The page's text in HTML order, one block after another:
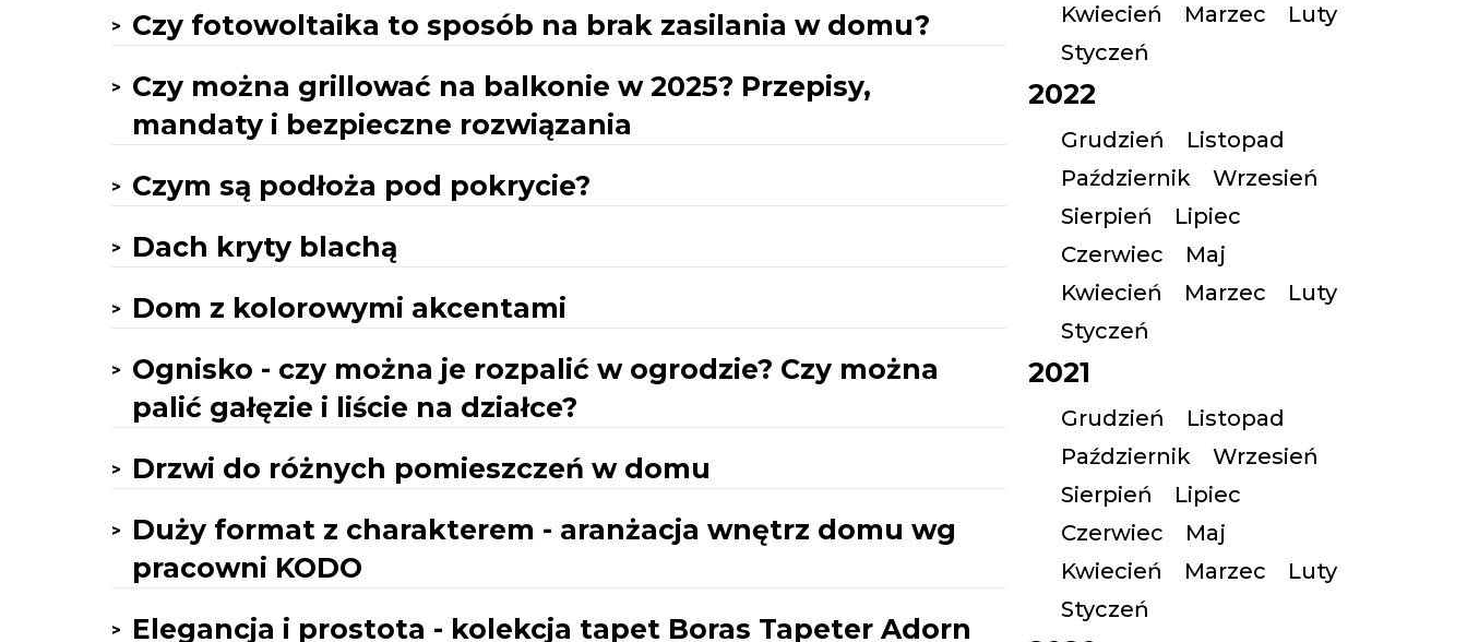
Czy fotowoltaika to sposób na brak zasilania w domu?
Czy można grillować na balkonie w 2025? Przepisy,
mandaty i bezpieczne rozwiązania
Czym są podłoża pod pokrycie?
Dach kryty blachą
Dom z kolorowymi akcentami
Ognisko - czy można je rozpalić w ogrodzie? Czy można
palić gałęzie i liście na działce?
Drzwi do różnych pomieszczeń w domu
Duży format z charakterem - aranżacja wnętrz domu wg
pracowni KODO
Elegancja i prostota - kolekcja tapet Boras Tapeter Adorn
Kwiecień
Marzec
Luty
Styczeń
2022
Grudzień
Listopad
Październik
Wrzesień
Sierpień
Lipiec
Czerwiec
Maj
Kwiecień
Marzec
Luty
Styczeń
2021
Grudzień
Listopad
Październik
Wrzesień
Sierpień
Lipiec
Czerwiec
Maj
Kwiecień
Marzec
Luty
Styczeń